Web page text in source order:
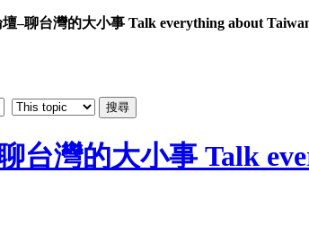
–聊台灣的大小事 Talk everything about
台灣的大小事 Talk